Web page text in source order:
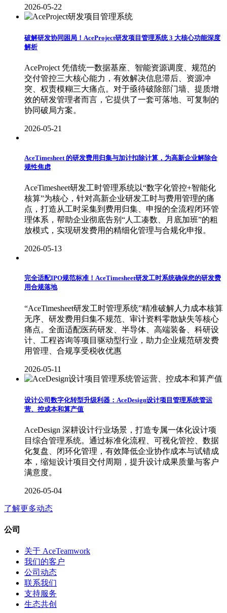
2026-05-22
破解研发协同困局！AceProject研发项目管理系统 3 大核心功能深度
解析
AceProject 凭借统一数据基座、智能资源调度、规范的
交付管控三大核心能力，有效解决信息滞后、资源冲
突、权责模糊三大痛点。对于亟待破除部门墙、提质增
效的研发管理者而言，它提供了一套可落地、可复制的
协同破局方案。
2026-05-21
AceTimesheet 的研发费用归集与加计扣除计算，为高新企业解除合
规性焦虑
AceTimesheet研发工时管理系统以“数字化管控+智能化
核算”为核心，针对高新企业研发工时与费用管理的痛
点，打造从工时采集到费用归集、申报的全流程闭环管
理体系，帮助企业彻底告别“人工凑数、月底加班”的粗
放模式，实现研发费用的精细化管理与合规化申报。
2026-05-13
完全适配IPO规范标准！AceTimesheet研发工时系统确保您的研发费
用合规落地
“AceTimesheet研发工时管理系统”精准破解人力成本核算
无序、研发费用归集不规范、审计资料零散缺失等核心
痛点。全面适配医药研发、半导体、高端装备、科研设
计、工程咨询等项目驱动型行业，助力企业规范研发费
用管理、合规享受税收优惠
2026-05-11
设计公司数字化转型升级利器：AceDesign设计项目管理系统管运
营、控成本和算产值
AceDesign 深耕设计行业场景，打造专属一体化设计项
目综合管理系统。通过标准化流程、可视化管控、数据
化复盘、闭环化管理，有效降低企业协作成本与试错成
本，缩短设计项目交付周期，提升设计成果质量与客户
满意度。
2026-05-04
了解更多动态
公司
关于 AceTeamwork
我们的客户
公司动态
联系我们
支持服务
生态共创